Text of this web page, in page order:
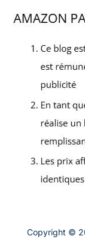
Copyright ©